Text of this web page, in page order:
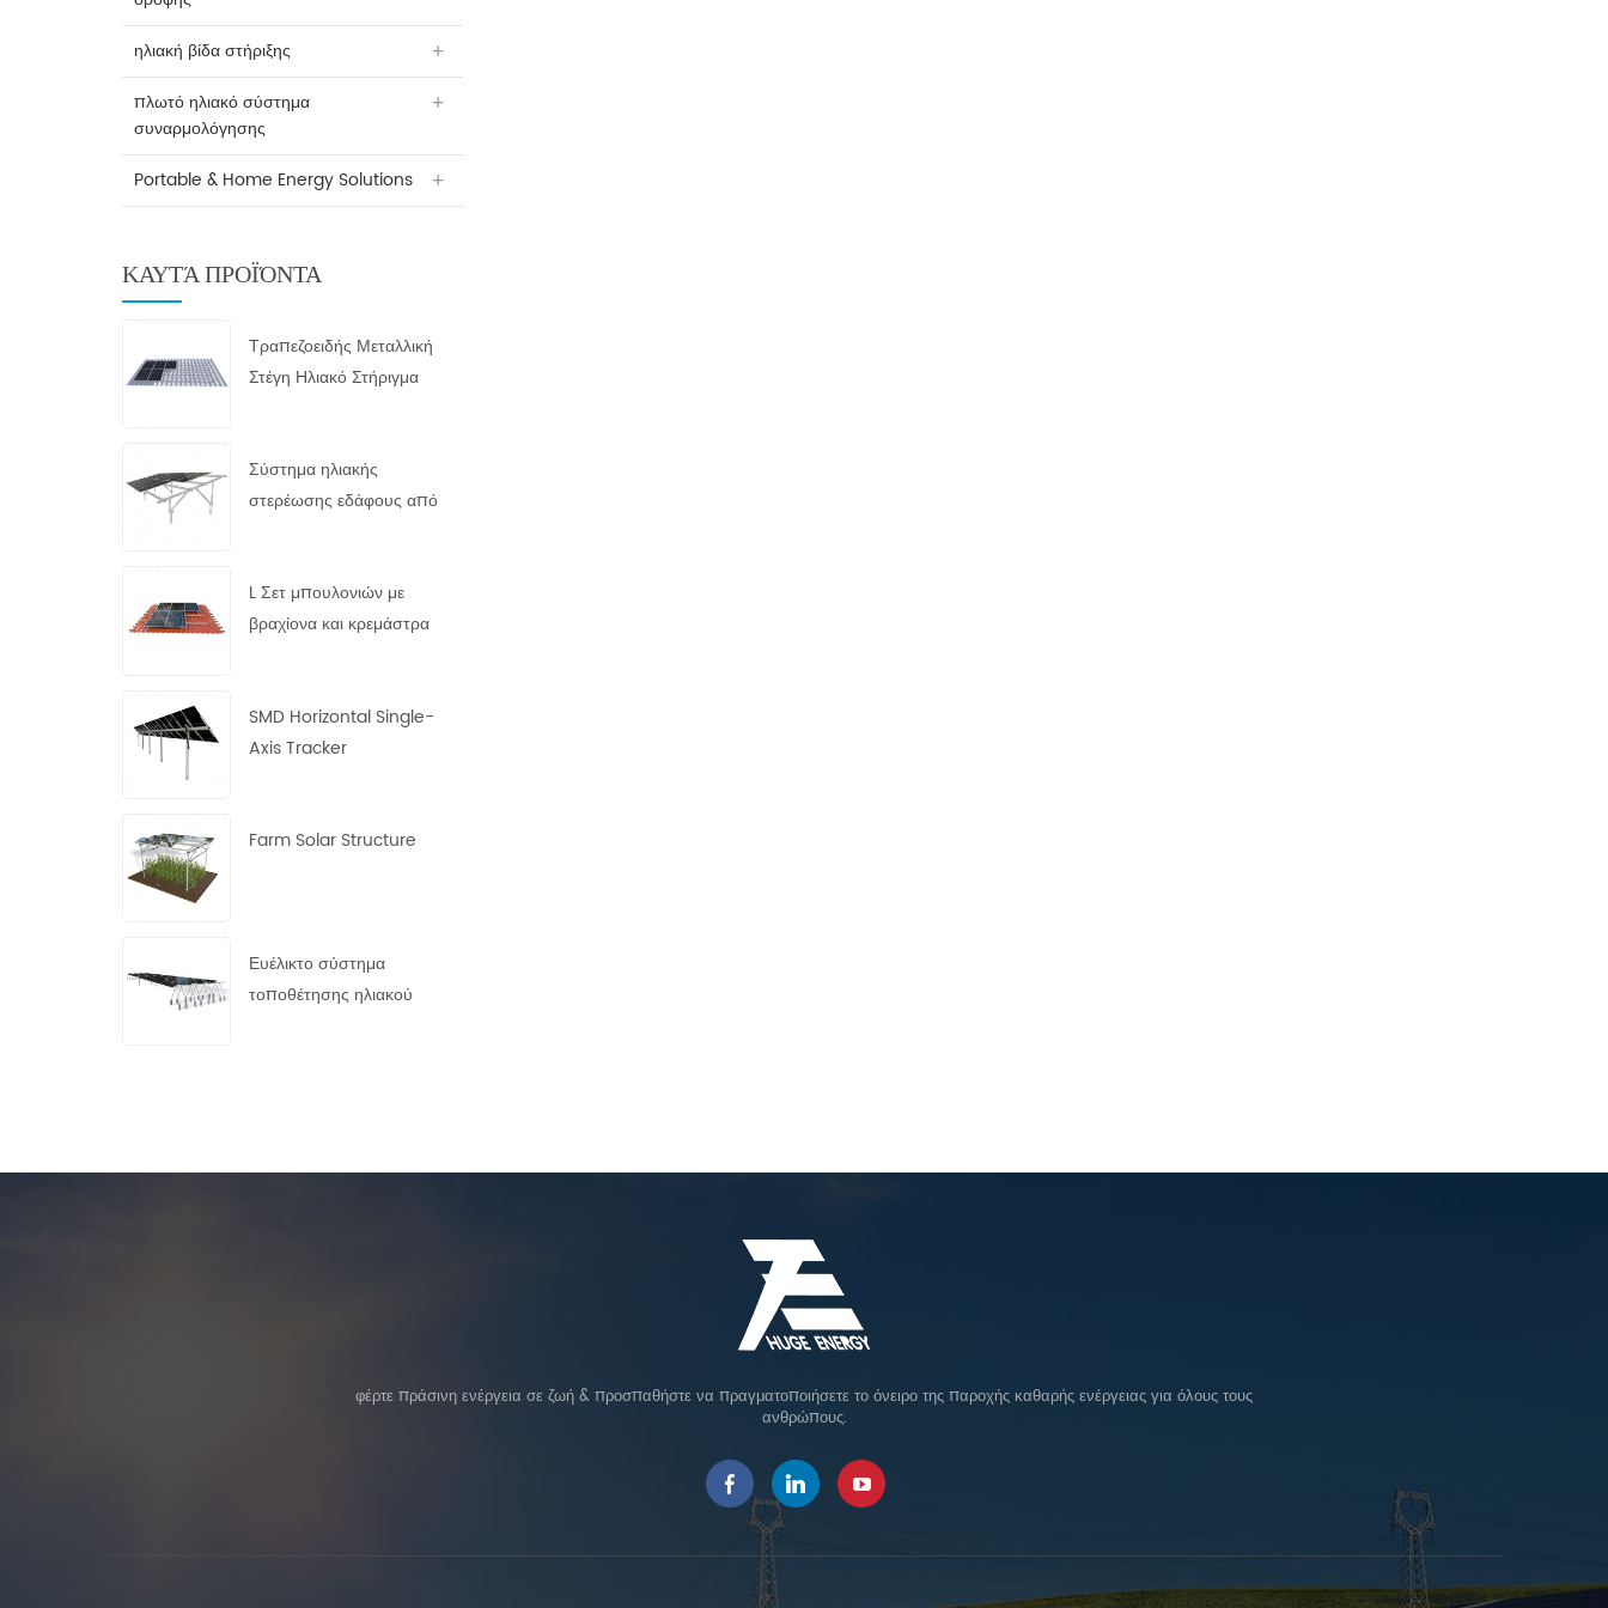
ηλιακή βίδα στήριξης
πλωτό ηλιακό σύστημα
συναρμολόγησης
Portable & Home Energy Solutions
ΚΑΥΤΆ ΠΡΟΪΌΝΤΑ
Τραπεζοειδής Μεταλλική
Στέγη Ηλιακό Στήριγμα
Σύστημα ηλιακής
στερέωσης εδάφους από
L Σετ μπουλονιών με
βραχίονα και κρεμάστρα
SMD Horizontal Single-
Axis Tracker
Farm Solar Structure
Ευέλικτο σύστημα
τοποθέτησης ηλιακού
φέρτε πράσινη ενέργεια σε ζωή & προσπαθήστε να πραγματοποιήσετε το όνειρο της παροχής καθαρής ενέργειας για όλους τους
ανθρώπους.